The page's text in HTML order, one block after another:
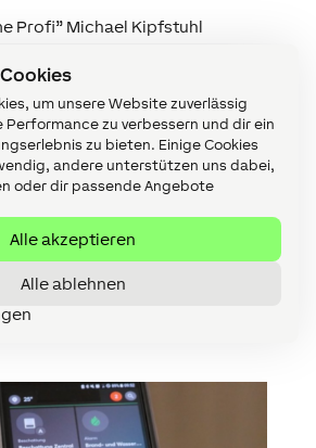
um unsere Website zuverlässig
zu verbessern und dir ein
zu bieten. Einige Cookies
andere unterstützen uns dabei,
oder dir passende Angebote
Alle akzeptieren
Alle ablehnen
Profi” Michael Kipfstuhl
Projekten. Ganz egal ob
Gewerbeobjekt. Da ist es nur
er selbst in einem echten
lebt.
in der Nähe von Nürnberg hat
Produktpalette im
Kunden und Besuchern
außerdem als Loxone
der Maus war das Smart Home
ein